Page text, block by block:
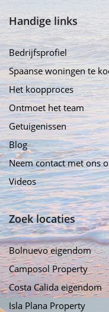
Handige links
Bedrijfsprofiel
Spaanse woningen te
Het koopproces
Ontmoet het team
Getuigenissen
Blog
Neem contact met ons
Videos
Zoek locaties
Bolnuevo eigendom
Camposol Property
Costa Calida eigendom
Isla Plana Property